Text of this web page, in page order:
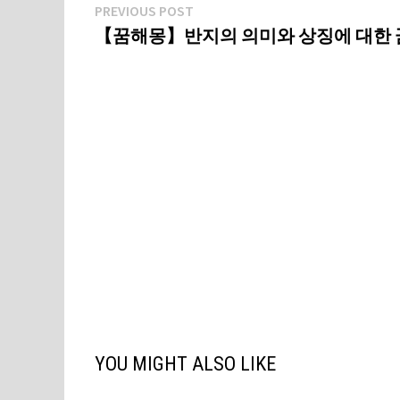
글
탐
PREVIOUS POST
post:
【꿈해몽】반지의 의미와 상징에 대한
YOU MIGHT ALSO LIKE